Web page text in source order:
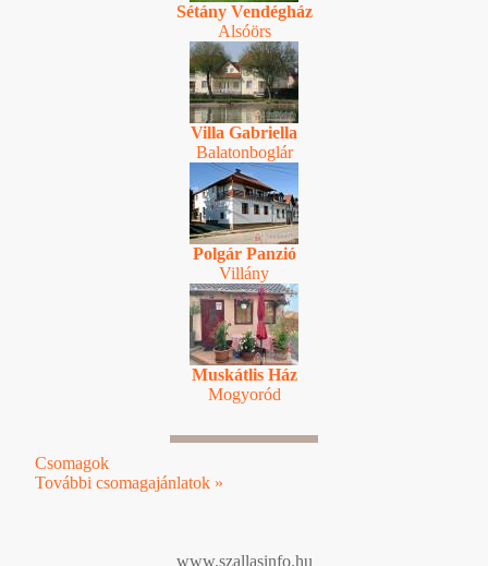
Sétány Vendégház
Alsóörs
Villa Gabriella
Balatonboglár
Polgár Panzió
Villány
Muskátlis Ház
Mogyoród
Csomagok
További csomagajánlatok »
www.szallasinfo.hu